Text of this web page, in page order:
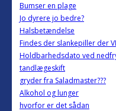
Bumser en plage
Jo dyrere jo bedre?
Halsbetændelse
Findes der slankepiller der
Holdbarhedsdato ved
tandlægeskift
gryder fra Saladmaster???
Alkohol og lunger
hvorfor er det sådan